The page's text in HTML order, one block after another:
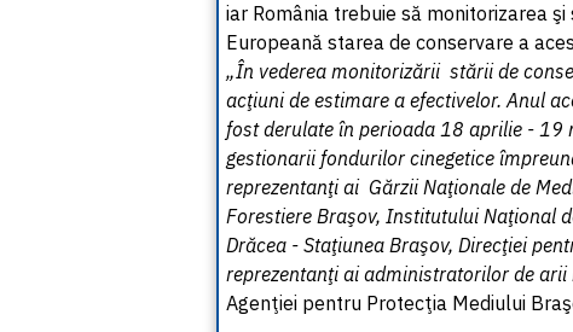
iar România trebuie să monitorizarea
Europeană starea de conservare a
„În vederea monitorizării stării de
acţiuni de estimare a efectivelor. Anul
fost derulate în perioada 18 aprilie - 19
gestionarii fondurilor cinegetice
reprezentanţi ai Gărzii Naţionale de
Forestiere Braşov, Institutului Naţional
Drăcea - Staţiunea Braşov, Direcţiei
reprezentanţi ai administratorilor de arii
Agenţiei pentru Protecţia Mediului